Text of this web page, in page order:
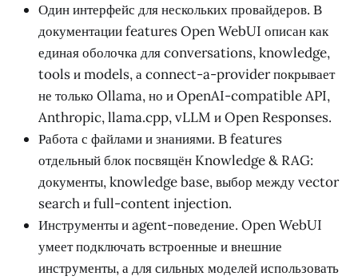
Один интерфейс для нескольких провайдеров. В
документации features Open WebUI описан как
единая оболочка для conversations, knowledge,
tools и models, а connect-a-provider покрывает
не только Ollama, но и OpenAI-compatible API,
Anthropic, llama.cpp, vLLM и Open Responses.
Работа с файлами и знаниями. В features
отдельный блок посвящён Knowledge & RAG:
документы, knowledge base, выбор между vector
search и full-content injection.
Инструменты и agent-поведение. Open WebUI
умеет подключать встроенные и внешние
инструменты, а для сильных моделей использовать